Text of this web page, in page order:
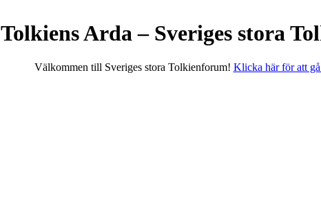
Tolkiens Arda – Sveriges stora
Välkommen till Sveriges stora Tolkienforum! Klicka här för att